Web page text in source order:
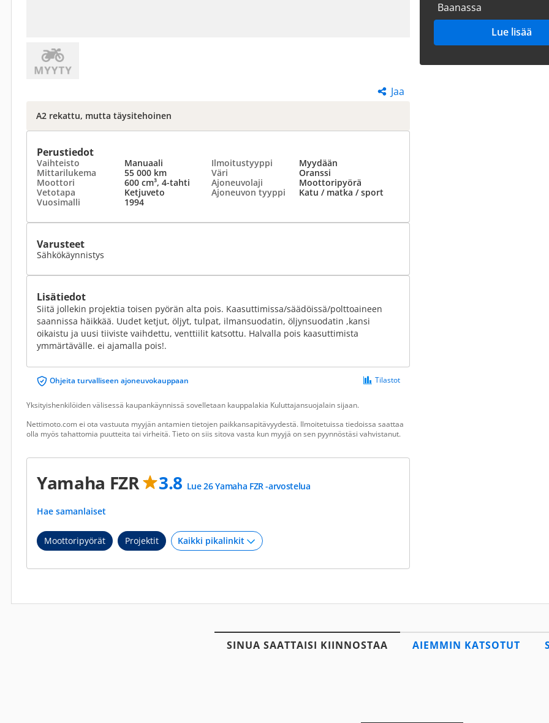
Jaa
A2 rekattu, mutta täysitehoinen
Perustiedot
Vaihteisto Manuaali Ilmoitustyyppi
Myydään
Mittarilukema
55 000 km Väri
Oranssi
Moottori
600 cm³, 4-tahti Ajoneuvolaji
Moottoripyörä
Vetotapa
Ketjuveto Ajoneuvon tyyppi
Katu / matka / sport
Vuosimalli
1994
Varusteet
Sähkökäynnistys
Lisätiedot
Siitä jollekin projektia toisen pyörän alta pois. Kaasuttimissa/säädöissä/polttoaineen
saannissa häikkää. Uudet ketjut, öljyt, tulpat, ilmansuodatin, öljynsuodatin ,kansi
oikaistu ja uusi tiiviste vaihdettu, venttiilit katsottu. Halvalla pois kaasuttimista
ymmärtävälle. ei ajamalla pois!.
Ohjeita turvalliseen ajoneuvokauppaan Tilastot
Yksityishenkilöiden välisessä kaupankäynnissä sovelletaan kauppalakia Kuluttajansuojalain sijaan.
Nettimoto.com ei ota vastuuta myyjän antamien tietojen paikkansapitävyydestä. Ilmoitetuissa tiedoissa saattaa
olla myös tahattomia puutteita tai virheitä. Tieto on siis sitova vasta kun myyjä on sen pyynnöstäsi vahvistanut.
Yamaha FZR 3.8 Lue 26 Yamaha FZR -arvostelua
Hae samanlaiset
Moottoripyörät Projektit
Baanassa
Lue lisää
SINUA SAATTAISI KIINNOSTAA AIEMMIN KATSOTUT